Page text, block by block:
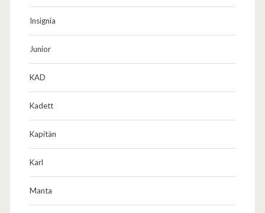
Insignia
Junior
KAD
Kadett
Kapitän
Karl
Manta